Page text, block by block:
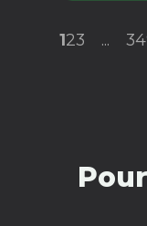
123 ...